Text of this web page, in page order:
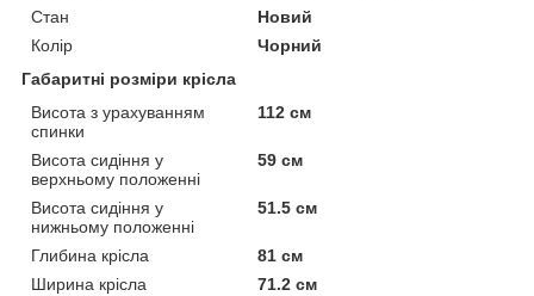
Стан
Новий
Колір
Чорний
Габаритні розміри крісла
Висота з урахуванням
спинки
112 см
Висота сидіння у
верхньому положенні
59 см
Висота сидіння у
нижньому положенні
51.5 см
Глибина крісла
81 см
Ширина крісла
71.2 см